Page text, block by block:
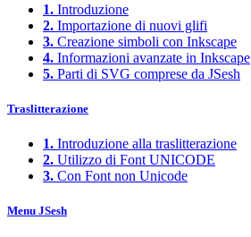
1. Introduzione
2. Importazione di nuovi glifi
3. Creazione simboli con Inkscape
4. Informazioni avanzate in Inkscape
5. Parti di SVG comprese da JSesh
Traslitterazione
1. Introduzione alla traslitterazione
2. Utilizzo di Font UNICODE
3. Con Font non Unicode
Menu JSesh